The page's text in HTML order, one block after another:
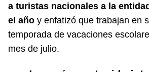
a turistas nacionales a la
el año y enfatizó que trabajan en
temporada de vacaciones
mes de julio.